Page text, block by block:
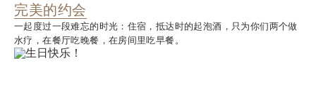
完美的约会
一起度过一段难忘的时光：住宿，抵达时的起泡酒，只为你们两个做
水疗，在餐厅吃晚餐，在房间里吃早餐。